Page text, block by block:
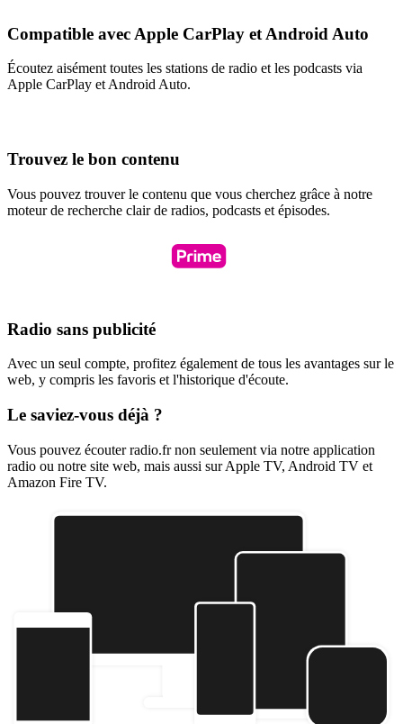
Compatible avec Apple CarPlay et Android Auto
Écoutez aisément toutes les stations de radio et les podcasts via
Apple CarPlay et Android Auto.
Trouvez le bon contenu
Vous pouvez trouver le contenu que vous cherchez grâce à notre
moteur de recherche clair de radios, podcasts et épisodes.
Radio sans publicité
Avec un seul compte, profitez également de tous les avantages sur le
web, y compris les favoris et l'historique d'écoute.
Le saviez-vous déjà ?
Vous pouvez écouter radio.fr non seulement via notre application
radio ou notre site web, mais aussi sur Apple TV, Android TV et
Amazon Fire TV.